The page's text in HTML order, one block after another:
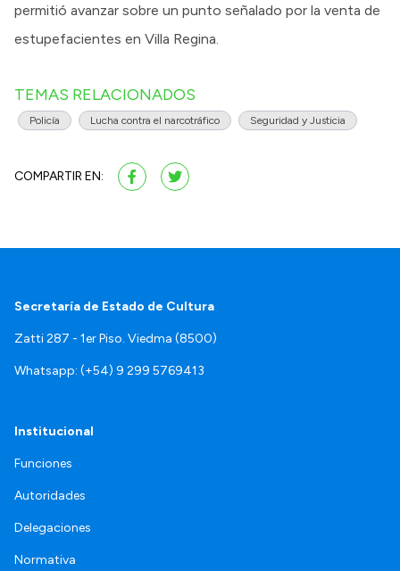
permitió avanzar sobre un punto señalado por la venta de
estupefacientes en Villa Regina.
TEMAS RELACIONADOS
Policía Lucha contra el narcotráfico Seguridad y Justicia
COMPARTIR EN:
Secretaría de Estado de Cultura
Zatti 287 - 1er Piso. Viedma (8500)
Whatsapp: (+54) 9 299 5769413
Institucional
Funciones
Autoridades
Delegaciones
Normativa